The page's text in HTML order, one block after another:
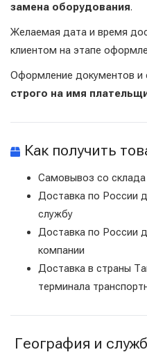
замена оборудования.
Желаемая дата и время
клиентом на этапе
Оформление документов и
строго на имя
Как получить
Самовывоз со
Доставка по России
службу
Доставка по России
компании
Доставка в страны
терминала
География и